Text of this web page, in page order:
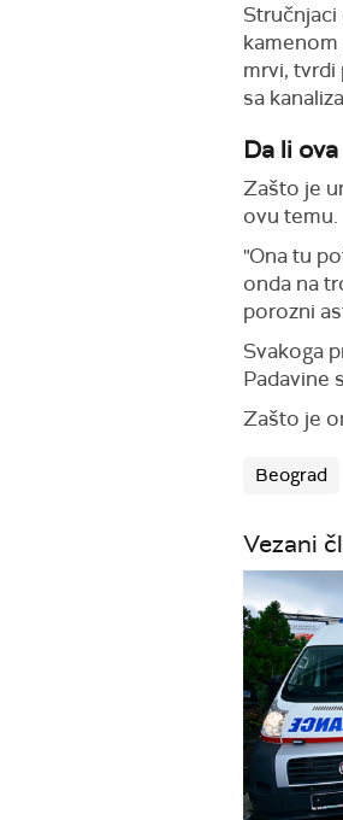
mrvi, tvrdi
sa
Da li
Zašto je
ovu temu.
"Ona tu
onda na
porozni
Svakoga
Padavine
Zašto je
Beograd
Vezani